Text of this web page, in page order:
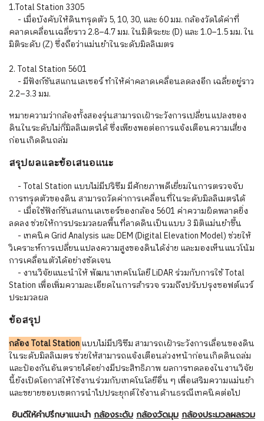
1.Total Station 3305
- เมื่อบังคับให้ดินทรุดตัว 5, 10, 30, และ 60 มม. กล้องวัดได้ค่าที่
คลาดเคลื่อนเฉลี่ยราว 2.8–4.7 มม. ในมิติระยะ (D) และ 1.0–1.5 มม. ใน
มิติระดับ (Z) ซึ่งถือว่าแม่นยำในระดับมิลลิเมตร
2. Total Station 5601
- มีฟังก์ชันสแกนเลเซอร์ ทำให้ค่าคลาดเคลื่อนลดลงอีก เฉลี่ยอยู่ราว
2.2–3.3 มม.
หมายความว่ากล้องทั้งสองรุ่นสามารถเฝ้าระวังการเปลี่ยนแปลงของ
ดินในระดับไม่กี่มิลลิเมตรได้ ซึ่งเพียงพอต่อการแจ้งเตือนความเสี่ยง
ก่อนเกิดดินถล่ม
สรุปผลและข้อเสนอแนะ
- Total Station แบบไม่มีปริซึม มีศักยภาพดีเยี่ยมในการตรวจจับ
การทรุดตัวของดิน สามารถวัดค่าการเคลื่อนที่ในระดับมิลลิเมตรได้
- เมื่อใช้ฟังก์ชันสแกนเลเซอร์ของกล้อง 5601 ค่าความผิดพลาดยิ่ง
ลดลง ช่วยให้การประมวลผลพื้นที่ลาดดินเป็นแบบ 3 มิติแม่นยำขึ้น
- เทคนิค Grid Analysis และ DEM (Digital Elevation Model) ช่วยให้
วิเคราะห์การเปลี่ยนแปลงความสูงของดินได้ง่าย และมองเห็นแนวโน้ม
การเคลื่อนตัวได้อย่างชัดเจน
- งานวิจัยแนะนำให้ พัฒนาเทคโนโลยี LiDAR ร่วมกับการใช้ Total
Station เพื่อเพิ่มความละเอียดในการสำรวจ รวมถึงปรับปรุงซอฟต์แวร์
ประมวลผล
ข้อสรุป
กล้อง Total Stationแบบไม่มีปริซึม สามารถเฝ้าระวังการเลื่อนของดิน
ในระดับมิลลิเมตร ช่วยให้สามารถแจ้งเตือนล่วงหน้าก่อนเกิดดินถล่ม
และป้องกันอันตรายได้อย่างมีประสิทธิภาพ ผลการทดลองในงานวิจัย
นี้ยังเปิดโอกาสให้ใช้งานร่วมกับเทคโนโลยีอื่น ๆ เพื่อเสริมความแม่นยำ
และขยายขอบเขตการนำไปประยุกต์ใช้งานด้านธรณีเทคนิคต่อไป
ยินดีให้คำปรึกษาแนะนำ กล้องระดับ กล้องวัดมุม กล้องประมวลผลรวม